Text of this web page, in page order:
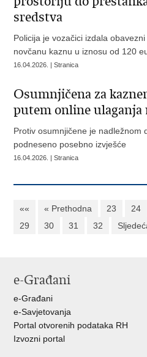
sredstva
Policija je vozačici izdala
novčanu kaznu u iznosu od 120
16.04.2026. | Stranica
Osumnjičena za
putem online ulaganja
Protiv osumnjičene je nadležnom
podneseno posebno izvješće
16.04.2026. | Stranica
«« « Prethodna 23 24
29
30 31 32
e-Građani
e-Građani
e-Savjetovanja
Portal otvorenih podataka RH
Izvozni portal